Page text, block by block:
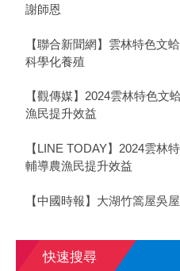
謝師恩
【聯合新聞網】雲林特色文
科學化養殖
【觀傳媒】2024雲林特色
漁民提升效益
【LINE TODAY】2024雲
輔導農漁民提升效益
【中國時報】大湖竹篙屋吳
快速搜尋